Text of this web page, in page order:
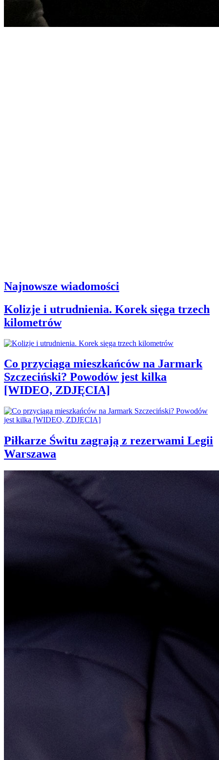
Najnowsze wiadomości
Kolizje i utrudnienia. Korek sięga trzech
kilometrów
Co przyciąga mieszkańców na Jarmark
Szczeciński? Powodów jest kilka
[WIDEO, ZDJĘCIA]
Piłkarze Świtu zagrają z rezerwami Legii
Warszawa